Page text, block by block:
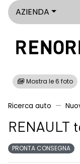
AZIENDA
Mostra le 6 foto
Ricerca auto
RENAULT
PRONTA CONSEGNA